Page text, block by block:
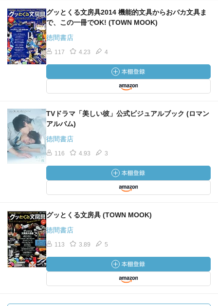
グッとくる文房具2014 機能的文具からおバカ文具ま
で、この一冊でOK! (TOWN MOOK)
徳間書店
117 4.23 4
TVドラマ「美しい彼」公式ビジュアルブック (ロマン
アルバム)
徳間書店
116 4.93 3
グッとくる文房具 (TOWN MOOK)
徳間書店
113 3.89 5